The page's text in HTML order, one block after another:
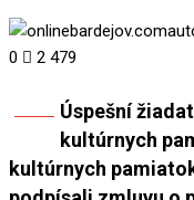
0
2 479
Úspešní
kultúrnych
kultúrnych